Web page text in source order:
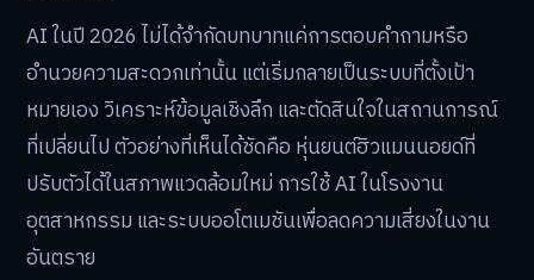
AI สามารถเชื่อมต่อกับระบบฐานข้อมูลและ API ภายใน
องค์กร เพิ่มความเร็วในการทำงาน และลดข้อผิดพลาดที่
เกิดจากคน
มนุษย์จึงสามารถโฟกัสกับงานเชิงกลยุทธ์ งาน
สร้างสรรค์ และการแก้ไขปัญหาที่ซับซ้อนได้มากขึ้น
Agentic AI System และการตัดสินใจ